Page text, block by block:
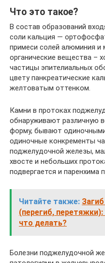
Что это такое?
В состав образований
соли кальция —
примеси солей алюминия и
органические вещества –
частицы эпителиальных
цвету панкреатические
желтоватым оттенком.
Камни в протоках
обнаруживают различную
форму, бывают
одиночные конкременты
поджелудочной железы,
хвосте и небольших
подвергается и
Читайте также:
(перегиб,
что делать?
Болезни поджелудочной